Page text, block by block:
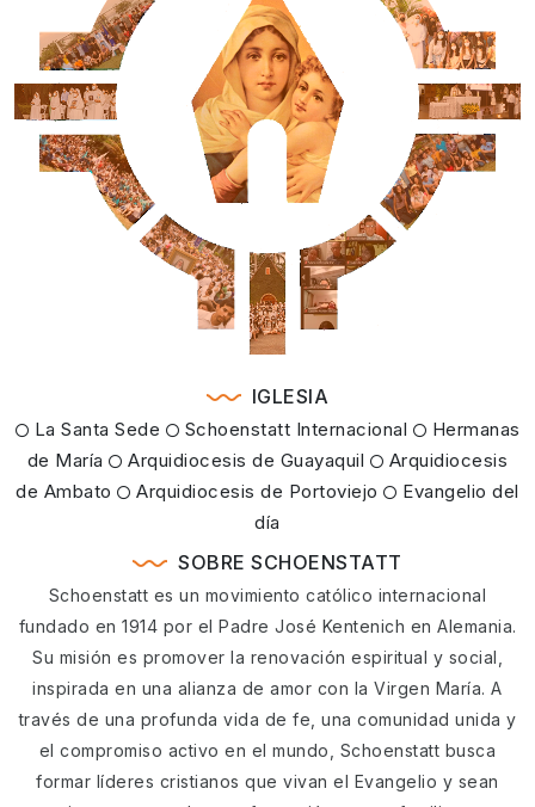
IGLESIA
La Santa Sede Schoenstatt Internacional
Hermanas
de María
Arquidiocesis de Guayaquil
Arquidiocesis
de Ambato
Arquidiocesis de Portoviejo
Evangelio del
día
SOBRE SCHOENSTATT
Schoenstatt es un movimiento católico internacional
fundado en 1914 por el Padre José Kentenich en Alemania.
Su misión es promover la renovación espiritual y social,
inspirada en una alianza de amor con la Virgen María. A
través de una profunda vida de fe, una comunidad unida y
el compromiso activo en el mundo, Schoenstatt busca
formar líderes cristianos que vivan el Evangelio y sean